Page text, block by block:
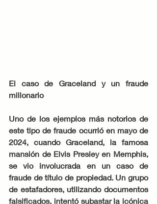
El caso de Graceland y un fraude
millonario
Uno de los ejemplos más notorios de
este tipo de fraude ocurrió en mayo de
2024, cuando Graceland, la famosa
mansión de Elvis Presley en Memphis,
se vio involucrada en un caso de
fraude de título de propiedad. Un grupo
de estafadores, utilizando documentos
falsificados, intentó subastar la icónica